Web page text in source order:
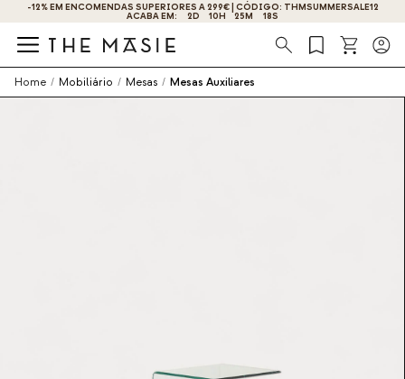
-12% EM ENCOMENDAS SUPERIORES A 299€ | CÓDIGO: THMSUMMERSALE12
ACABA EM: 2D 10H 25M 18S
Procura
Home / Mobiliário / Mesas / Mesas Auxiliares